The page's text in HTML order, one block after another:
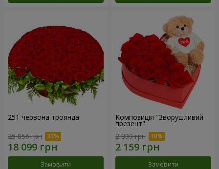
251 червона троянда
25 856 грн
Замовити
Композиція "Зворушливий
презент"
2 399 грн
Замовити